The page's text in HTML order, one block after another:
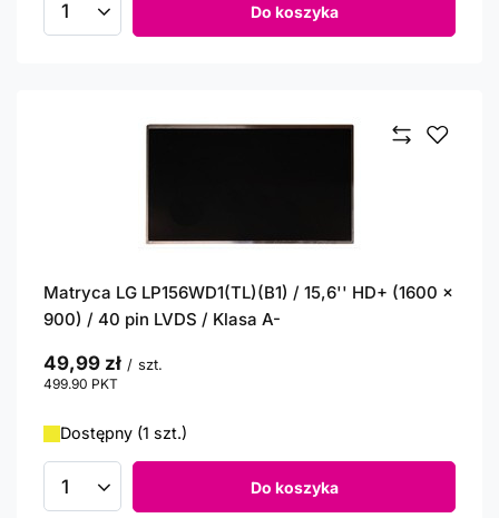
Ilość produktów Do koszyka
Matryca LG LP156WD1(TL)(B1) / 15,6'' HD+ (1600 x
900) / 40 pin LVDS / Klasa A-
49,99 zł / szt.
499.90 PKT
Dostępny (1 szt.)
Ilość produktów Do koszyka